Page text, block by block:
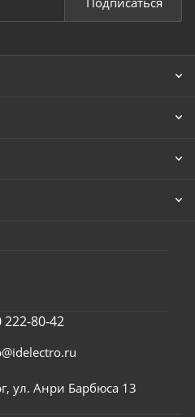
222-80-42
ул. Анри Барбюса 13